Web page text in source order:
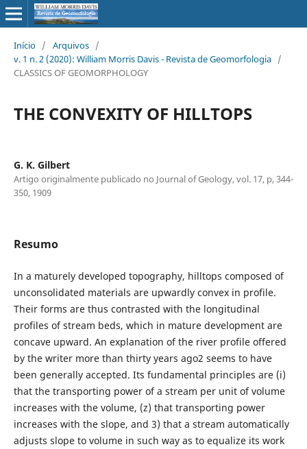
Início / Arquivos /
v. 1 n. 2 (2020): William Morris Davis - Revista de Geomorfologia /
CLASSICS OF GEOMORPHOLOGY
THE CONVEXITY OF HILLTOPS
G. K. Gilbert
Artigo originalmente publicado no Journal of Geology, vol. 17, p, 344-
350, 1909
Resumo
In a maturely developed topography, hilltops composed of
unconsolidated materials are upwardly convex in profile.
Their forms are thus contrasted with the longitudinal
profiles of stream beds, which in mature development are
concave upward. An explanation of the river profile offered
by the writer more than thirty years ago2 seems to have
been generally accepted. Its fundamental principles are (i)
that the transporting power of a stream per unit of volume
increases with the volume, (z) that transporting power
increases with the slope, and 3) that a stream automatically
adjusts slope to volume in such way as to equalize its work